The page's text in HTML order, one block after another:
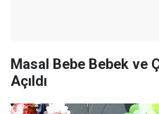
Masal Bebe Bebek ve
Açıldı